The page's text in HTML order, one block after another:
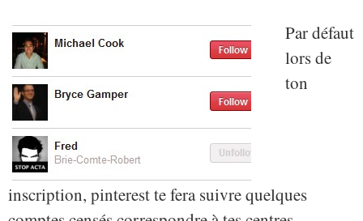
Par défaut
lors de
ton
inscription, pinterest te fera suivre quelques